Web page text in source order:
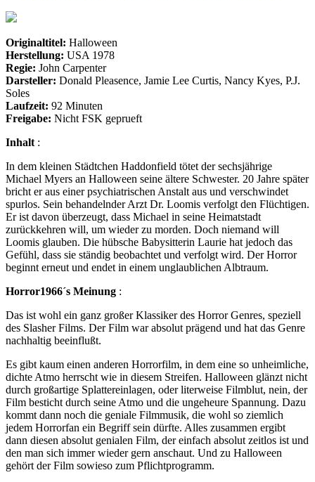
Originaltitel: Halloween
Herstellung: USA 1978
Regie: John Carpenter
Darsteller: Donald Pleasence, Jamie Lee Curtis, Nancy Kyes, P.J.
Soles
Laufzeit: 92 Minuten
Freigabe: Nicht FSK geprueft
Inhalt :
In dem kleinen Städtchen Haddonfield tötet der sechsjährige
Michael Myers an Halloween seine ältere Schwester. 20 Jahre später
bricht er aus einer psychiatrischen Anstalt aus und verschwindet
spurlos. Sein behandelnder Arzt Dr. Loomis verfolgt den Flüchtigen.
Er ist davon überzeugt, dass Michael in seine Heimatstadt
zurückkehren will, um wieder zu morden. Doch niemand will
Loomis glauben. Die hübsche Babysitterin Laurie hat jedoch das
Gefühl, dass sie ständig beobachtet und verfolgt wird. Der Horror
beginnt erneut und endet in einem unglaublichen Albtraum.
Horror1966´s Meinung :
Das ist wohl ein ganz großer Klassiker des Horror Genres, speziell
des Slasher Films. Der Film war absolut prägend und hat das Genre
nachhaltig beeinflußt.
Es gibt kaum einen anderen Horrorfilm, in dem eine so unheimliche,
dichte Atmo herrscht wie in diesem Streifen. Halloween glänzt nicht
durch großartige Splattereinlagen, oder literweise Filmblut, nein, der
Film besticht durch seine Atmo und die ungeheure Spannung. Dazu
kommt dann noch die geniale Filmmusik, die wohl so ziemlich
jedem Horrorfan ein Begriff sein dürfte. Alles zusammen ergibt
dann diesen absolut genialen Film, der einfach absolut zeitlos ist und
den man sich immer wieder gern anschaut. Und zu Halloween
gehört der Film sowieso zum Pflichtprogramm.